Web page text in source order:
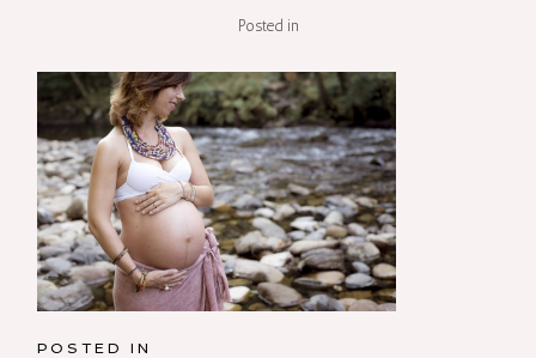
Posted in
POSTED IN